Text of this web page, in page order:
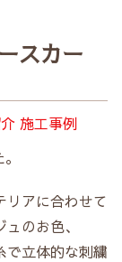
スカー
施工事例
リアに合わせて
のお色、
で立体的な刺繍